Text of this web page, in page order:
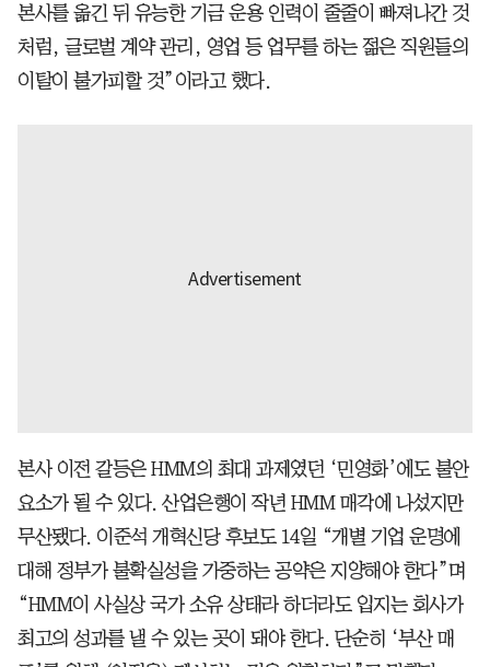
본사를 옮긴 뒤 유능한 기금 운용 인력이 줄줄이 빠져나간 것
처럼, 글로벌 계약 관리, 영업 등 업무를 하는 젊은 직원들의
이탈이 불가피할 것”이라고 했다.
본사 이전 갈등은 HMM의 최대 과제였던 ‘민영화’에도 불안
요소가 될 수 있다. 산업은행이 작년 HMM 매각에 나섰지만
무산됐다. 이준석 개혁신당 후보도 14일 “개별 기업 운명에
대해 정부가 불확실성을 가중하는 공약은 지양해야 한다”며
“HMM이 사실상 국가 소유 상태라 하더라도 입지는 회사가
최고의 성과를 낼 수 있는 곳이 돼야 한다. 단순히 ‘부산 매